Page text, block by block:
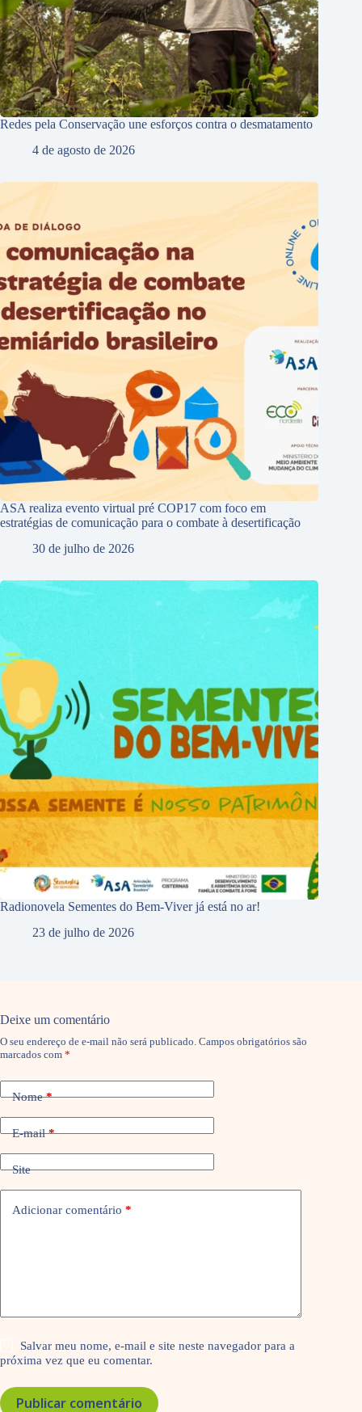
Redes pela Conservação une esforços contra o desmatamento
4 de agosto de 2026
ASA realiza evento virtual pré COP17 com foco em
estratégias de comunicação para o combate à desertificação
30 de julho de 2026
Radionovela Sementes do Bem-Viver já está no ar!
23 de julho de 2026
Deixe um comentário
O seu endereço de e-mail não será publicado. Campos obrigatórios são
marcados com *
Nome*
E-mail*
Site
Adicionar comentário *
Salvar meu nome, e-mail e site neste navegador para a
próxima vez que eu comentar.
Publicar comentário